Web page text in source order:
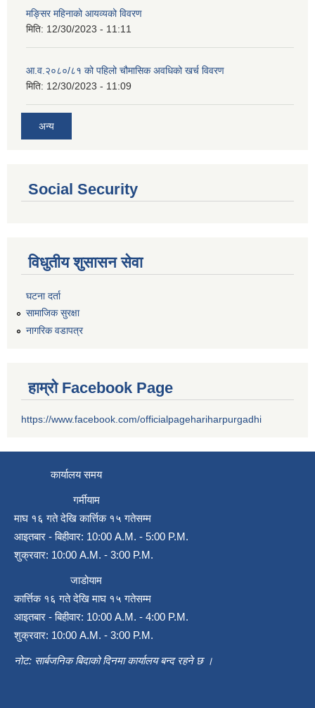
मङ्सिर महिनाको आयव्यको विवरण
मिति: 12/30/2023 - 11:11
आ.व.२०८०/८१ को पहिलो चौमासिक अवधिको खर्च विवरण
मिति: 12/30/2023 - 11:09
अन्य
Social Security
विधुतीय शुसासन सेवा
घटना दर्ता
सामाजिक सुरक्षा
नागरिक वडापत्र
हाम्रो Facebook Page
https://www.facebook.com/officialpagehariharpurgadhi
कार्यालय समय
गर्मीयाम
माघ १६ गते देखि कार्त्तिक १५ गतेसम्म
आइतबार - बिहीवार: 10:00 A.M. - 5:00 P.M.
शुक्रवार: 10:00 A.M. - 3:00 P.M.
जाडोयाम
कार्त्तिक १६ गते देखि माघ १५ गतेसम्म
आइतबार - बिहीवार: 10:00 A.M. - 4:00 P.M.
शुक्रवार: 10:00 A.M. - 3:00 P.M.
नोट: सार्बजनिक बिदाको दिनमा कार्यालय बन्द रहने छ ।